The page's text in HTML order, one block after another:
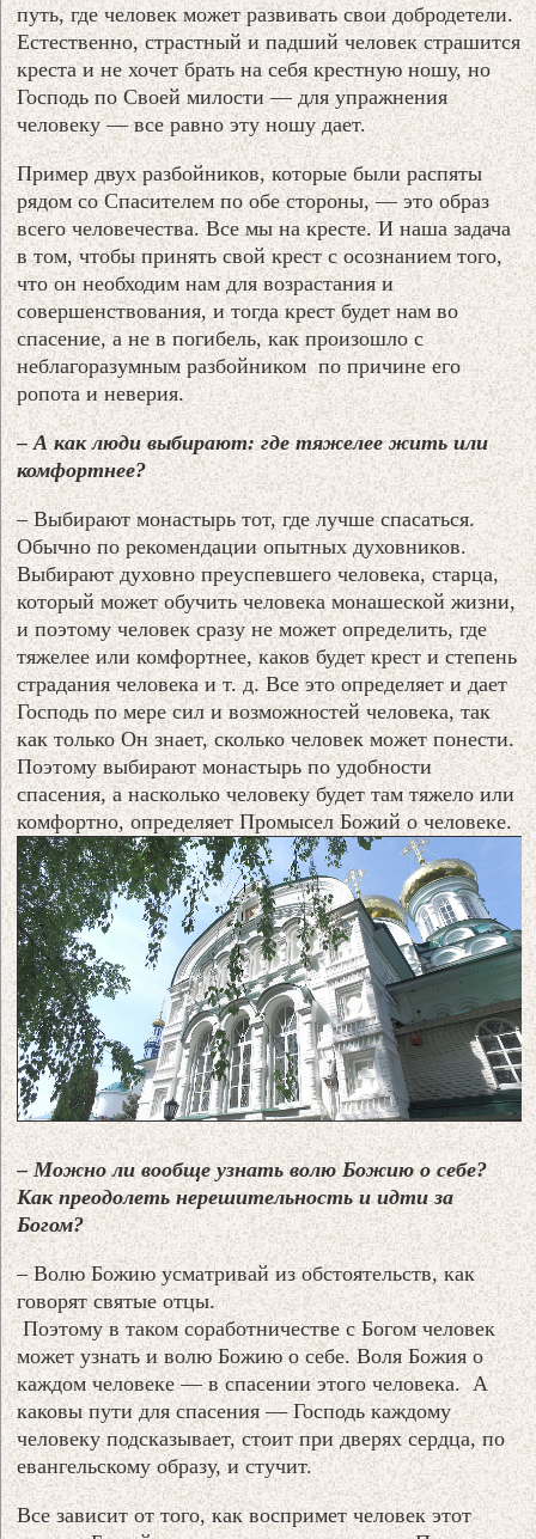
путь, где человек может развивать свои добродетели.
Естественно, страстный и падший человек страшится
креста и не хочет брать на себя крестную ношу, но
Господь по Своей милости — для упражнения
человеку — все равно эту ношу дает.
Пример двух разбойников, которые были распяты
рядом со Спасителем по обе стороны, — это образ
всего человечества. Все мы на кресте. И наша задача
в том, чтобы принять свой крест с осознанием того,
что он необходим нам для возрастания и
совершенствования, и тогда крест будет нам во
спасение, а не в погибель, как произошло с
неблагоразумным разбойником по причине его
ропота и неверия.
– А как люди выбирают: где тяжелее жить или
комфортнее?
– Выбирают монастырь тот, где лучше спасаться.
Обычно по рекомендации опытных духовников.
Выбирают духовно преуспевшего человека, старца,
который может обучить человека монашеской жизни,
и поэтому человек сразу не может определить, где
тяжелее или комфортнее, каков будет крест и степень
страдания человека и т. д. Все это определяет и дает
Господь по мере сил и возможностей человека, так
как только Он знает, сколько человек может понести.
Поэтому выбирают монастырь по удобности
спасения, а насколько человеку будет там тяжело или
комфортно, определяет Промысел Божий о человеке.
– Можно ли вообще узнать волю Божию о себе?
Как преодолеть нерешительность и идти за
Богом?
– Волю Божию усматривай из обстоятельств, как
говорят святые отцы.
Поэтому в таком соработничестве с Богом человек
может узнать и волю Божию о себе. Воля Божия о
каждом человеке — в спасении этого человека. А
каковы пути для спасения — Господь каждому
человеку подсказывает, стоит при дверях сердца, по
евангельскому образу, и стучит.
Все зависит от того, как воспримет человек этот